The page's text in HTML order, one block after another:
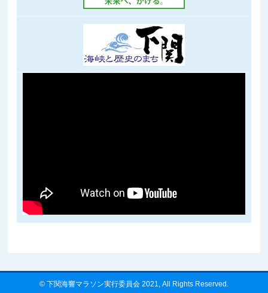
© 下関海響マラソン実行委員会 2021, All Rights Reserved.